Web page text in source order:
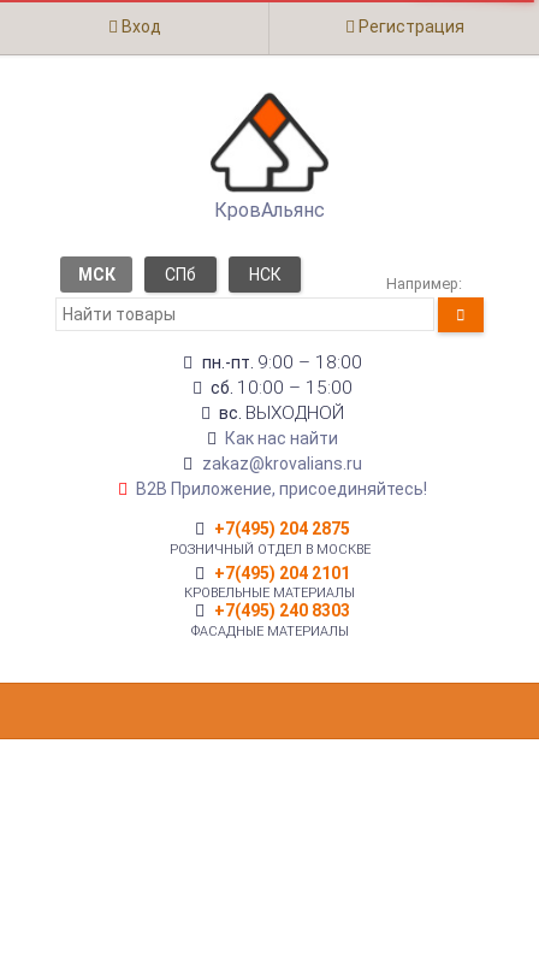
Вход Регистрация
КровАльянс
МСК СПб НСК Например:
пн.-пт. 9:00 – 18:00
сб. 10:00 – 15:00
вс. ВЫХОДНОЙ
Как нас найти
zakaz@krovalians.ru
B2B Приложение, присоединяйтесь!
+7(495) 204 2875
РОЗНИЧНЫЙ ОТДЕЛ В МОСКВЕ
+7(495) 204 2101
КРОВЕЛЬНЫЕ МАТЕРИАЛЫ
+7(495) 240 8303
ФАСАДНЫЕ МАТЕРИАЛЫ